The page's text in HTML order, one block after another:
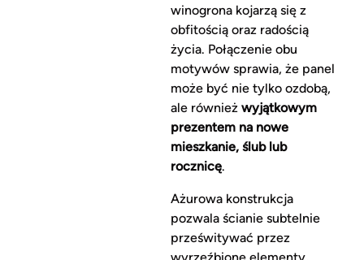
winogrona kojarzą się z
obfitością oraz radością
życia. Połączenie obu
motywów sprawia, że panel
może być nie tylko ozdobą,
ale również wyjątkowym
prezentem na nowe
mieszkanie, ślub lub
rocznicę.
Ażurowa konstrukcja
pozwala ścianie subtelnie
prześwitywać przez